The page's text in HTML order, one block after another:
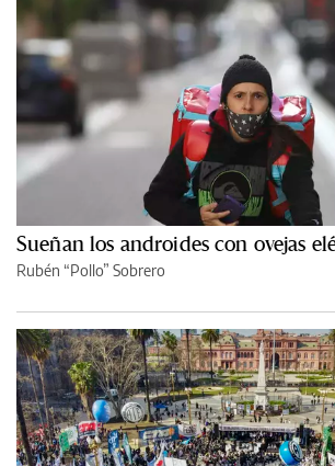
Sueñan los androides con ovejas
Rubén “Pollo” Sobrero